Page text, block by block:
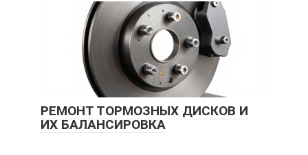
РЕМОНТ ТОРМОЗНЫХ ДИСКОВ И
ИХ БАЛАНСИРОВКА